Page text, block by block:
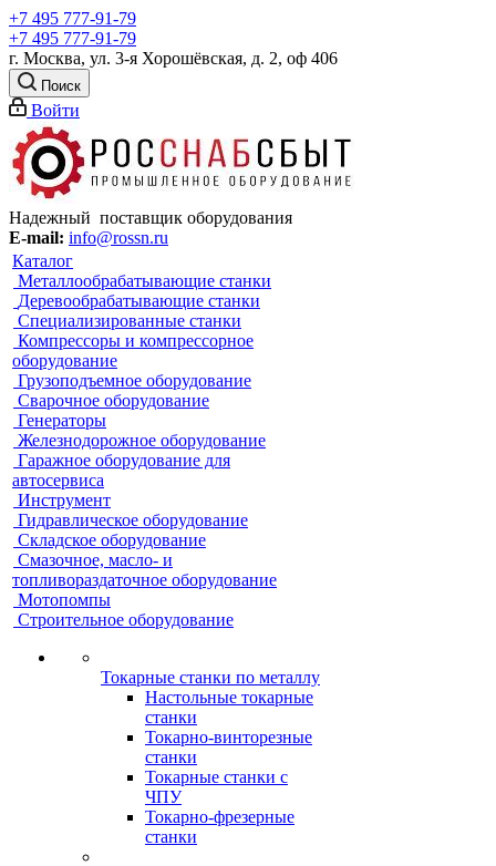
+7 495 777-91-79
+7 495 777-91-79
г. Москва, ул. 3-я Хорошёвская, д. 2, оф 406
Поиск
Войти
Надежный поставщик оборудования
E-mail: info@rossn.ru
Каталог
Металлообрабатывающие станки
Деревообрабатывающие станки
Специализированные станки
Компрессоры и компрессорное
оборудование
Грузоподъемное оборудование
Сварочное оборудование
Генераторы
Железнодорожное оборудование
Гаражное оборудование для
автосервиса
Инструмент
Гидравлическое оборудование
Складское оборудование
Смазочное, масло- и
топливораздаточное оборудование
Мотопомпы
Строительное оборудование
Токарные станки по металлу
Настольные токарные
станки
Токарно-винторезные
станки
Токарные станки с
ЧПУ
Токарно-фрезерные
станки